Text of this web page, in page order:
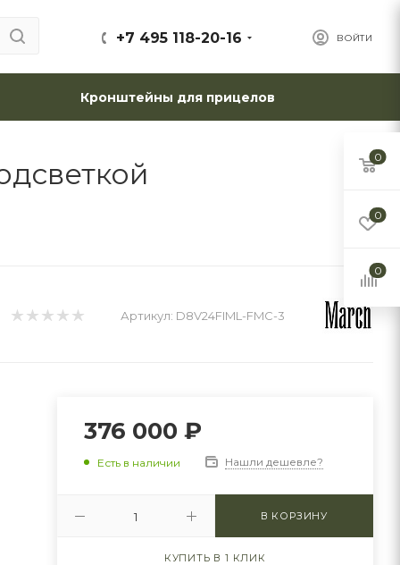
ВОЙТИ
+7 495 118-20-16
Кронштейны для прицелов
Артикул: D8V24FIML-FMC-3
376 000 ₽
Есть в наличии Нашли дешевле?
В КОРЗИНУ
КУПИТЬ В 1 КЛИК
0
0
0